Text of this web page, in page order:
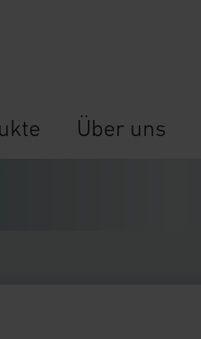
Über uns